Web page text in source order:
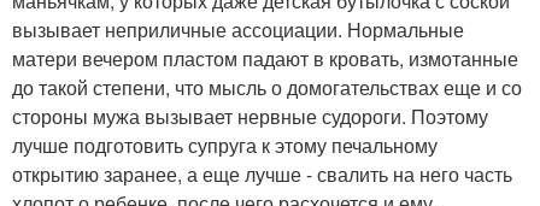
вызывает неприличные ассоциации. Нормальные
матери вечером пластом падают в кровать, измотанные
до такой степени, что мысль о домогательствах еще и со
стороны мужа вызывает нервные судороги. Поэтому
лучше подготовить супруга к этому печальному
открытию заранее, а еще лучше - свалить на него часть